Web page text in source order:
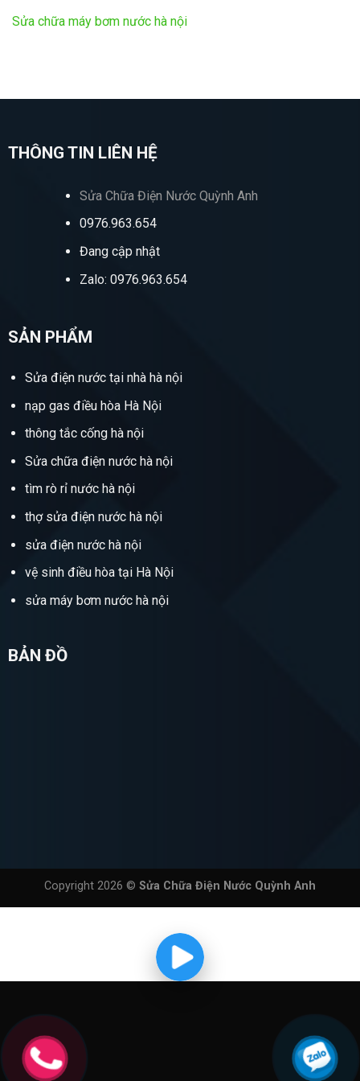
Sửa chữa máy bơm nước hà nội
THÔNG TIN LIÊN HỆ
Sửa Chữa Điện Nước Quỳnh Anh
0976.963.654
Đang cập nhật
Zalo: 0976.963.654
SẢN PHẨM
Sửa điện nước tại nhà hà nội
nạp gas điều hòa Hà Nội
thông tắc cống hà nội
Sửa chữa điện nước hà nội
tìm rò rỉ nước hà nội
thợ sửa điện nước hà nội
sửa điện nước hà nội
vệ sinh điều hòa tại Hà Nội
sửa máy bơm nước hà nội
BẢN ĐỒ
Copyright 2026 © Sửa Chữa Điện Nước Quỳnh Anh